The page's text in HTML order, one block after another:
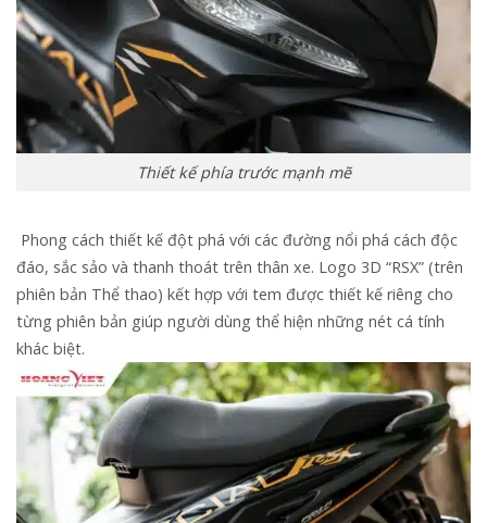
Thiết kế phía trước mạnh mẽ
Phong cách thiết kế đột phá với các đường nổi phá cách độc
đáo, sắc sảo và thanh thoát trên thân xe. Logo 3D “RSX” (trên
phiên bản Thể thao) kết hợp với tem được thiết kế riêng cho
từng phiên bản giúp người dùng thể hiện những nét cá tính
khác biệt.